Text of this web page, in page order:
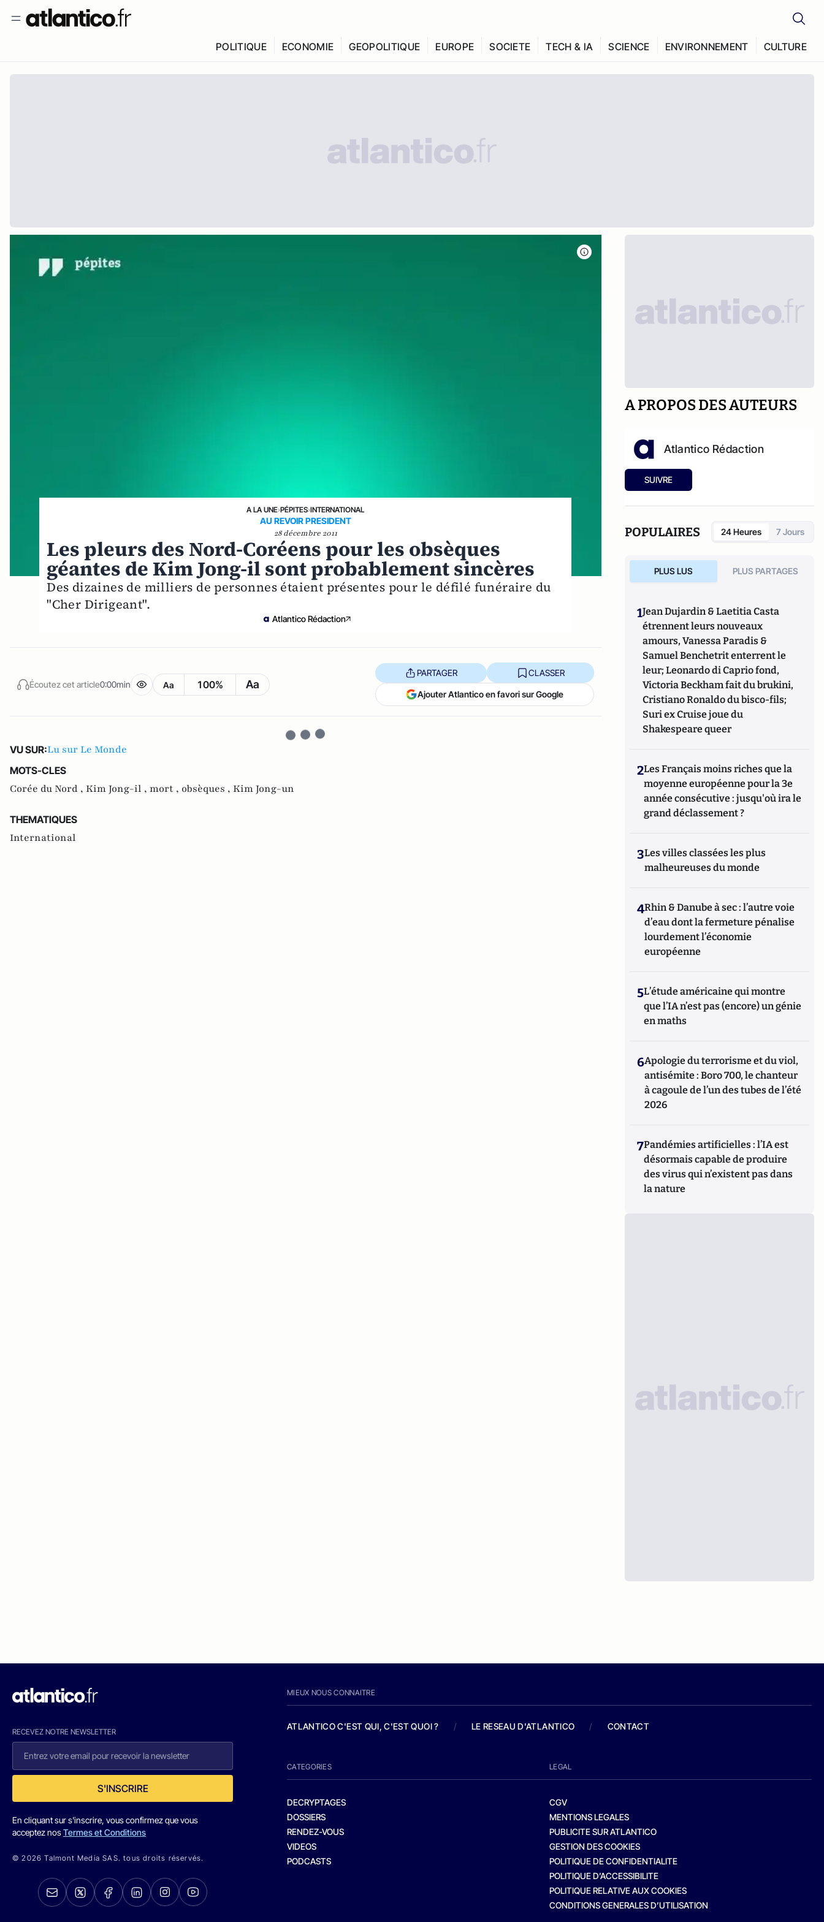
POLITIQUE ECONOMIE GEOPOLITIQUE EUROPE SOCIETE TECH & IA SCIENCE ENVIRONNEMENT CULTURE
A LA UNE›PÉPITES›INTERNATIONAL
AU REVOIR PRESIDENT
28 décembre 2011
Les pleurs des Nord-Coréens pour les obsèques
géantes de Kim Jong-il sont probablement sincères
Des dizaines de milliers de personnes étaient présentes pour le défilé funéraire du
"Cher Dirigeant".
Atlantico Rédaction
Écoutez cet article0:00min Aa 100% Aa
PARTAGER CLASSER
Ajouter Atlantico en favori sur Google
VU SUR:Lu sur Le Monde
MOTS-CLES
Corée du Nord , Kim Jong-il , mort , obsèques , Kim Jong-un
THEMATIQUES
International
A PROPOS DES AUTEURS
Atlantico Rédaction
SUIVRE
POPULAIRES 24 Heures 7 Jours
PLUS LUS PLUS PARTAGES
1Jean Dujardin & Laetitia Casta
étrennent leurs nouveaux
amours, Vanessa Paradis &
Samuel Benchetrit enterrent le
leur; Leonardo di Caprio fond,
Victoria Beckham fait du brukini,
Cristiano Ronaldo du bisco-fils;
Suri ex Cruise joue du
Shakespeare queer
2Les Français moins riches que la
moyenne européenne pour la 3e
année consécutive : jusqu'où ira le
grand déclassement ?
3Les villes classées les plus
malheureuses du monde
4Rhin & Danube à sec : l’autre voie
d’eau dont la fermeture pénalise
lourdement l’économie
européenne
5L’étude américaine qui montre
que l’IA n’est pas (encore) un génie
en maths
6Apologie du terrorisme et du viol,
antisémite : Boro 700, le chanteur
à cagoule de l’un des tubes de l’été
2026
7Pandémies artificielles : l’IA est
désormais capable de produire
des virus qui n’existent pas dans
la nature
RECEVEZ NOTRE NEWSLETTER
S'INSCRIRE
En cliquant sur s'inscrire, vous confirmez que vous
acceptez nosTermes et Conditions
© 2026 Talmont Media SAS. tous droits réservés.
MIEUX NOUS CONNAITRE
ATLANTICO C'EST QUI, C'EST QUOI ? / LE RESEAU D'ATLANTICO / CONTACT
CATEGORIES
DECRYPTAGES
DOSSIERS
RENDEZ-VOUS
VIDEOS
PODCASTS
LEGAL
CGV
MENTIONS LEGALES
PUBLICITE SUR ATLANTICO
GESTION DES COOKIES
POLITIQUE DE CONFIDENTIALITE
POLITIQUE D’ACCESSIBILITE
POLITIQUE RELATIVE AUX COOKIES
CONDITIONS GENERALES D’UTILISATION